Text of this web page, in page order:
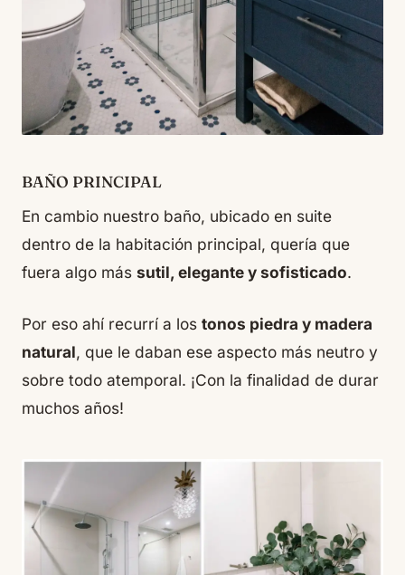
BAÑO PRINCIPAL
En cambio nuestro baño, ubicado en suite
dentro de la habitación principal, quería que
fuera algo más sutil, elegante y sofisticado.
Por eso ahí recurrí a los tonos piedra y madera
natural, que le daban ese aspecto más neutro y
sobre todo atemporal. ¡Con la finalidad de durar
muchos años!